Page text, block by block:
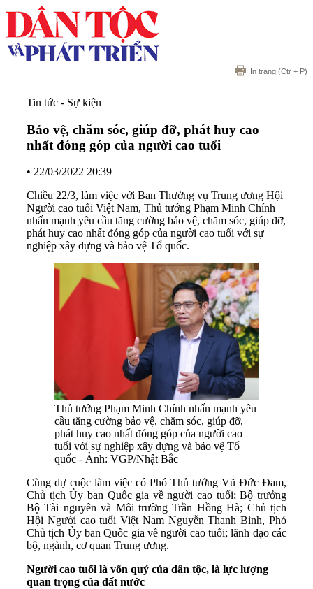
In trang (Ctr + P)
Tin tức - Sự kiện
Bảo vệ, chăm sóc, giúp đỡ, phát huy cao
nhất đóng góp của người cao tuổi
• 22/03/2022 20:39
Chiều 22/3, làm việc với Ban Thường vụ Trung ương Hội
Người cao tuổi Việt Nam, Thủ tướng Phạm Minh Chính
nhấn mạnh yêu cầu tăng cường bảo vệ, chăm sóc, giúp đỡ,
phát huy cao nhất đóng góp của người cao tuổi với sự
nghiệp xây dựng và bảo vệ Tổ quốc.
Thủ tướng Phạm Minh Chính nhấn mạnh yêu
cầu tăng cường bảo vệ, chăm sóc, giúp đỡ,
phát huy cao nhất đóng góp của người cao
tuổi với sự nghiệp xây dựng và bảo vệ Tổ
quốc - Ảnh: VGP/Nhật Bắc
Cùng dự cuộc làm việc có Phó Thủ tướng Vũ Đức Đam,
Chủ tịch Ủy ban Quốc gia về người cao tuổi; Bộ trưởng
Bộ Tài nguyên và Môi trường Trần Hồng Hà; Chủ tịch
Hội Người cao tuổi Việt Nam Nguyễn Thanh Bình, Phó
Chủ tịch Ủy ban Quốc gia về người cao tuổi; lãnh đạo các
bộ, ngành, cơ quan Trung ương.
Người cao tuổi là vốn quý của dân tộc, là lực lượng
quan trọng của đất nước